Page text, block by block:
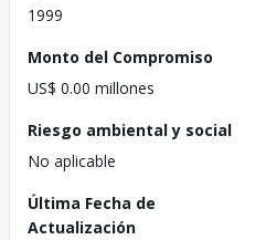
1999
Monto del Compromiso
US$ 0.00 millones
Riesgo ambiental y social
No aplicable
Última Fecha de
Actualización